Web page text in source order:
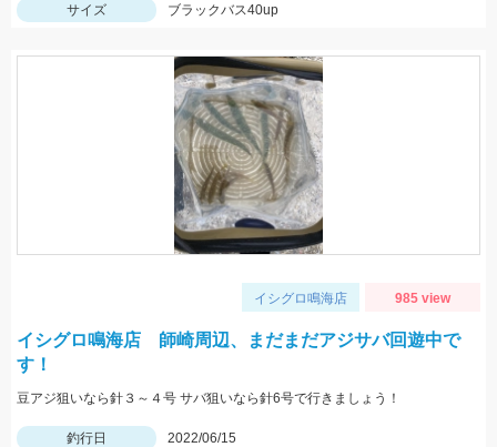
サイズ
ブラックバス40up
イシグロ鳴海店 985 view
イシグロ鳴海店 師崎周辺、まだまだアジサバ回遊中で
す！
豆アジ狙いなら針３～４号 サバ狙いなら針6号で行きましょう！
釣行日
2022/06/15